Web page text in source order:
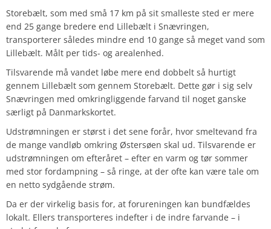
Storebælt, som med små 17 km på sit smalleste sted er mere
end 25 gange bredere end Lillebælt i Snævringen,
transporterer således mindre end 10 gange så meget vand som
Lillebælt. Målt per tids- og arealenhed.
Tilsvarende må vandet løbe mere end dobbelt så hurtigt
gennem Lillebælt som gennem Storebælt. Dette gør i sig selv
Snævringen med omkringliggende farvand til noget ganske
særligt på Danmarkskortet.
Udstrømningen er størst i det sene forår, hvor smeltevand fra
de mange vandløb omkring Østersøen skal ud. Tilsvarende er
udstrømningen om efteråret – efter en varm og tør sommer
med stor fordampning – så ringe, at der ofte kan være tale om
en netto sydgående strøm.
Da er der virkelig basis for, at forureningen kan bundfældes
lokalt. Ellers transporteres indefter i de indre farvande – i